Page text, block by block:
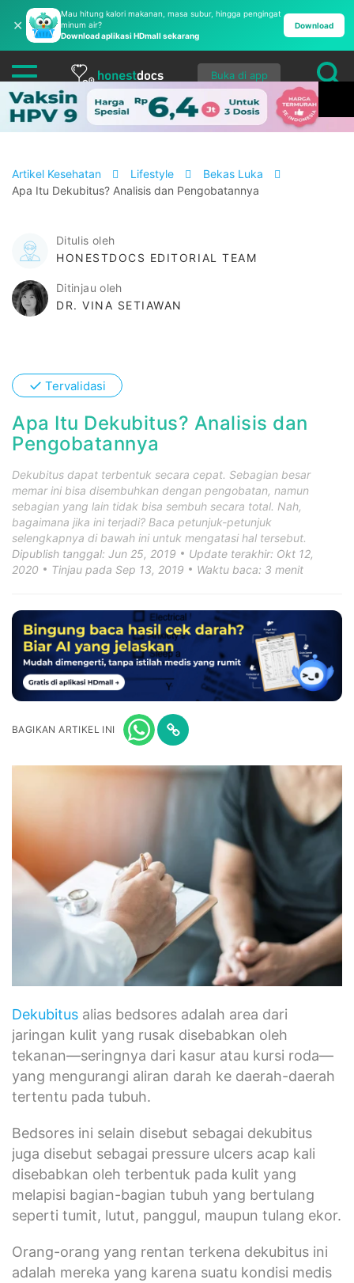
✕
Mau hitung kalori makanan, masa subur, hingga pengingat
minum air?
Download aplikasi HDmall sekarang
Download
Buka di app
Artikel Kesehatan Lifestyle
Bekas Luka
Apa Itu Dekubitus? Analisis dan Pengobatannya
Ditulis oleh
HONESTDOCS EDITORIAL TEAM
Ditinjau oleh
DR. VINA SETIAWAN
✓ Tervalidasi
Apa Itu Dekubitus? Analisis dan
Pengobatannya
Dekubitus dapat terbentuk secara cepat. Sebagian besar
memar ini bisa disembuhkan dengan pengobatan, namun
sebagian yang lain tidak bisa sembuh secara total. Nah,
bagaimana jika ini terjadi? Baca petunjuk-petunjuk
selengkapnya di bawah ini untuk mengatasi hal tersebut.
Dipublish tanggal: Jun 25, 2019
Update terakhir: Okt 12,
2020
Tinjau pada Sep 13, 2019 Waktu baca: 3 menit
BAGIKAN ARTIKEL INI
Dekubitus alias bedsores adalah area dari
jaringan kulit yang rusak disebabkan oleh
tekanan—seringnya dari kasur atau kursi roda—
yang mengurangi aliran darah ke daerah-daerah
tertentu pada tubuh.
Bedsores ini selain disebut sebagai dekubitus
juga disebut sebagai pressure ulcers acap kali
disebabkan oleh terbentuk pada kulit yang
melapisi bagian-bagian tubuh yang bertulang
seperti tumit, lutut, panggul, maupun tulang ekor.
Orang-orang yang rentan terkena dekubitus ini
adalah mereka yang karena suatu kondisi medis